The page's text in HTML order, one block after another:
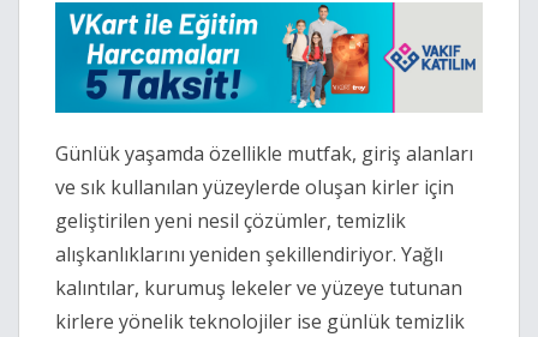
Günlük yaşamda özellikle mutfak, giriş alanları
ve sık kullanılan yüzeylerde oluşan kirler için
geliştirilen yeni nesil çözümler, temizlik
alışkanlıklarını yeniden şekillendiriyor. Yağlı
kalıntılar, kurumuş lekeler ve yüzeye tutunan
kirlere yönelik teknolojiler ise günlük temizlik